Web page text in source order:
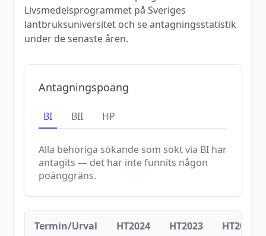
Livsmedelsprogrammet på Sveriges
lantbruksuniversitet och se antagningsstatistik
under de senaste åren.
Antagningspoäng
BI BII HP
Alla behöriga sökande som sökt via BI har
antagits — det har inte funnits någon
poänggräns.
Termin/Urval HT2024 HT2023 HT2022